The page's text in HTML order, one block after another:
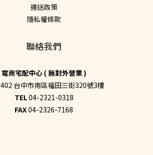
運送政策
隱私權條款
聯絡我們
電商宅配中心 ( 無對外營業 )
402 台中市南區福田三街320號3樓
TEL04-2321-0318
FAX04-2326-7168